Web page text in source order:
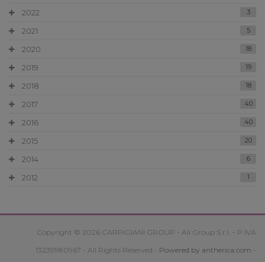
2022 3
2021 5
2020 18
2019 19
2018 18
2017 40
2016 40
2015 20
2014 6
2012 1
Copyright © 2026 CARPIGIANI GROUP - Ali Group S.r.l. - P.IVA
13239980967 - All Rights Reserved - Powered by antherica.com -